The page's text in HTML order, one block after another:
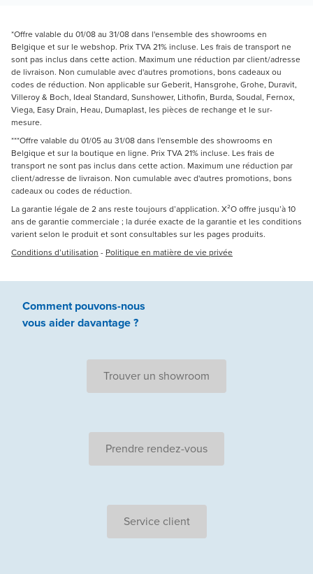
*Offre valable du 01/08 au 31/08 dans l'ensemble des showrooms en
Belgique et sur le webshop. Prix TVA 21% incluse. Les frais de transport ne
sont pas inclus dans cette action. Maximum une réduction par client/adresse
de livraison. Non cumulable avec d'autres promotions, bons cadeaux ou
codes de réduction. Non applicable sur Geberit, Hansgrohe, Grohe, Duravit,
Villeroy & Boch, Ideal Standard, Sunshower, Lithofin, Burda, Soudal, Fernox,
Viega, Easy Drain, Heau, Dumaplast, les pièces de rechange et le sur-
mesure.
***Offre valable du 01/05 au 31/08 dans l'ensemble des showrooms en
Belgique et sur la boutique en ligne. Prix TVA 21% incluse. Les frais de
transport ne sont pas inclus dans cette action. Maximum une réduction par
client/adresse de livraison. Non cumulable avec d'autres promotions, bons
cadeaux ou codes de réduction.
La garantie légale de 2 ans reste toujours d’application. X²O offre jusqu’à 10
ans de garantie commerciale ; la durée exacte de la garantie et les conditions
varient selon le produit et sont consultables sur les pages produits.
Conditions d’utilisation - Politique en matière de vie privée
Comment pouvons-nous
vous aiderdavantage ?
Trouver un showroom
Prendre rendez-vous
Service client